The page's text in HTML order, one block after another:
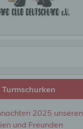
2025 unseren
und Freunden